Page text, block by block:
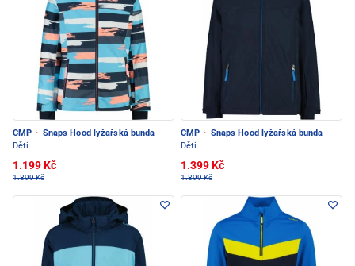
CMP · Snaps Hood lyžařská bunda
Děti
1.199 Kč
1.899 Kč
CMP · Snaps Hood lyžařská bunda
Děti
1.399 Kč
1.899 Kč